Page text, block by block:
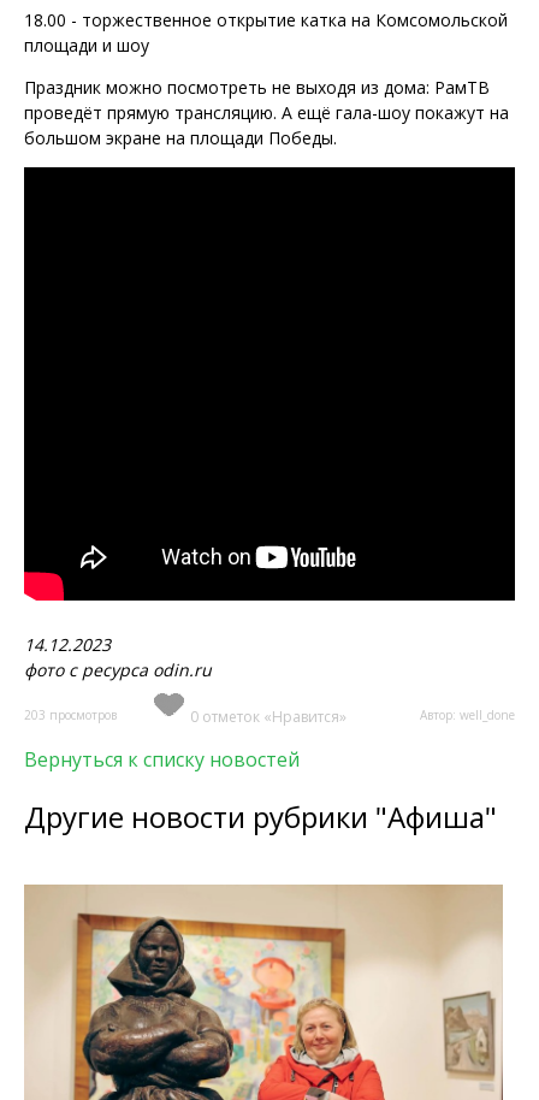
18.00 - торжественное открытие катка на Комсомольской
площади и шоу
Праздник можно посмотреть не выходя из дома: РамТВ
проведёт прямую трансляцию. А ещё гала-шоу покажут на
большом экране на площади Победы.
14.12.2023
фото с ресурса odin.ru
203 просмотров 0 отметок «Нравится» Автор: well_done
Вернуться к списку новостей
Другие новости рубрики "Афиша"